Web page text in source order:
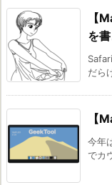
【
を
だら
【
今年
でカ